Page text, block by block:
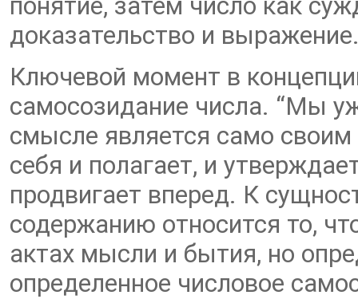
понятие, затем число как
доказательство и
Ключевой момент в
самосозидание числа. “Мы
смысле является само
себя и полагает, и
продвигает вперед. К
содержанию относится то,
актах мысли и бытия, но
определенное числовое